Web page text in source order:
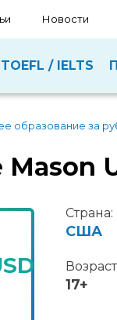
Новости
TOEFL / IELTS
образование за
Mason
Страна:
США
17+